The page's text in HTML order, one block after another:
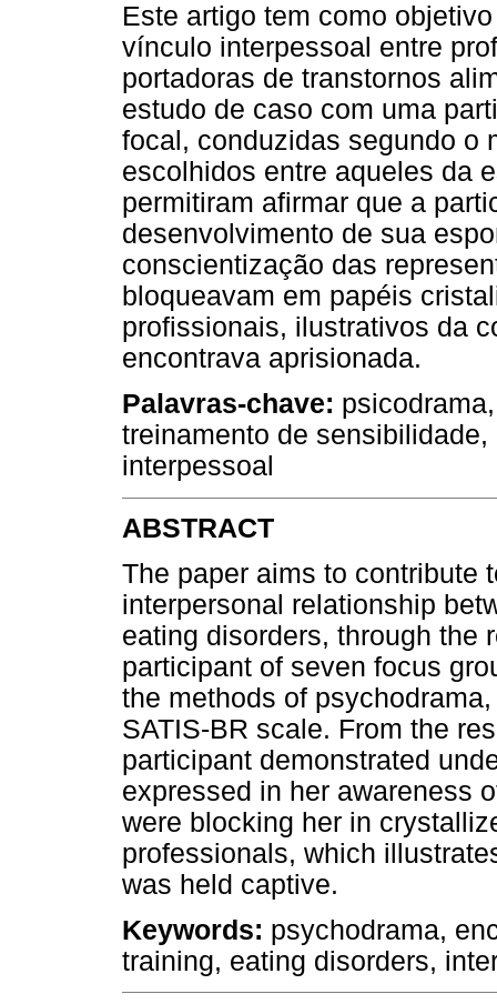
Este artigo tem como
vínculo interpessoal entre
portadoras de transtornos
estudo de caso com uma
focal, conduzidas segundo o
escolhidos entre aqueles da
permitiram afirmar que a
desenvolvimento de sua
conscientização das
bloqueavam em papéis
profissionais, ilustrativos da
encontrava aprisionada.
Palavras-chave:
treinamento de
interpessoal
ABSTRACT
The paper aims to contribute
interpersonal relationship
eating disorders, through the
participant of seven focus
the methods of
SATIS-BR scale. From the
participant demonstrated
expressed in her awareness
were blocking her in
professionals, which
was held captive.
Keywords: psychodrama,
training, eating disorders,